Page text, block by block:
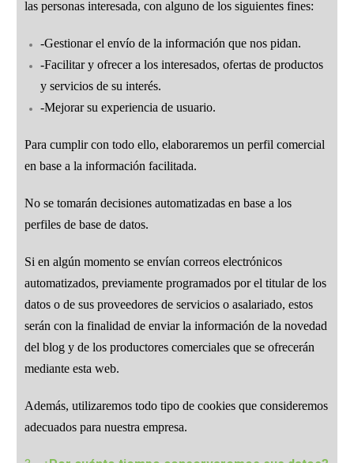
las personas interesada, con alguno de los siguientes fines:
-Gestionar el envío de la información que nos pidan.
-Facilitar y ofrecer a los interesados, ofertas de productos
y servicios de su interés.
-Mejorar su experiencia de usuario.
Para cumplir con todo ello, elaboraremos un perfil comercial
en base a la información facilitada.
No se tomarán decisiones automatizadas en base a los
perfiles de base de datos.
Si en algún momento se envían correos electrónicos
automatizados, previamente programados por el titular de los
datos o de sus proveedores de servicios o asalariado, estos
serán con la finalidad de enviar la información de la novedad
del blog y de los productores comerciales que se ofrecerán
mediante esta web.
Además, utilizaremos todo tipo de cookies que consideremos
adecuados para nuestra empresa.